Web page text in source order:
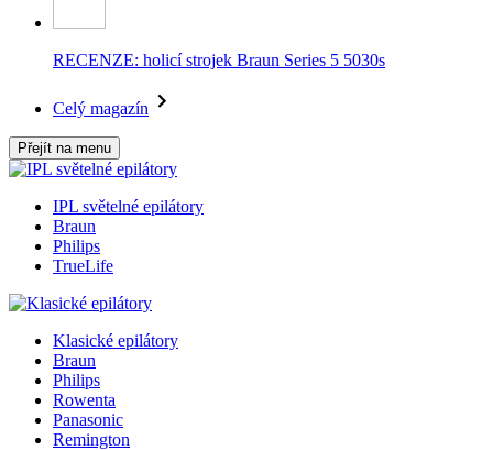
RECENZE: holicí strojek Braun Series 5 5030s
Celý magazín
Přejít na menu
IPL světelné epilátory
Braun
Philips
TrueLife
Klasické epilátory
Braun
Philips
Rowenta
Panasonic
Remington